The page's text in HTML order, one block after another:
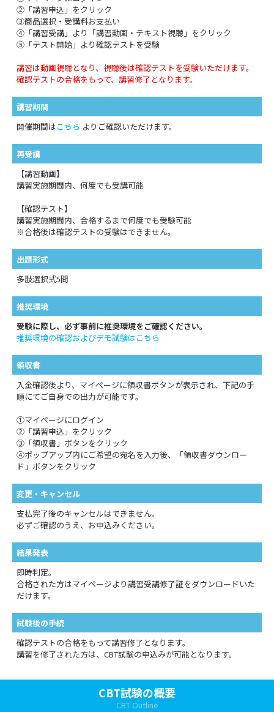
②「講習申込」をクリック
③商品選択・受講料お支払い
④「講習受講」より「講習動画・テキスト視聴」をクリック
⑤「テスト開始」より確認テストを受験
講習は動画視聴となり、視聴後は確認テストを受験いただけます。
確認テストの合格をもって、講習修了となります。
講習期間
開催期間はこちら よりご確認いただけます。
再受講
【講習動画】
講習実施期間内、何度でも受講可能
【確認テスト】
講習実施期間内、合格するまで何度でも受験可能
※合格後は確認テストの受験はできません。
出題形式
多肢選択式5問
推奨環境
受験に際し、必ず事前に推奨環境をご確認ください。
推奨環境の確認およびデモ試験はこちら
領収書
入金確認後より、マイページに領収書ボタンが表示され、下記の手
順にてご自身での出力が可能です。
①マイページにログイン
②「講習申込」をクリック
③「領収書」ボタンをクリック
④ポップアップ内にご希望の宛名を入力後、「領収書ダウンロー
ド」ボタンをクリック
変更・キャンセル
支払完了後のキャンセルはできません。
必ずご確認のうえ、お申込みください。
結果発表
即時判定。
合格された方はマイページより講習受講修了証をダウンロードいた
だけます。
試験後の手続
確認テストの合格をもって講習修了となります。
講習を修了された方は、CBT試験の申込みが可能となります。
CBT試験の概要
CBT Outline